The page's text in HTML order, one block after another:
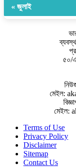
« জুলাই
৫০/
মেইল:
মেইল:
Terms of Use
Privacy Policy
Disclaimer
Sitemap
Contact Us